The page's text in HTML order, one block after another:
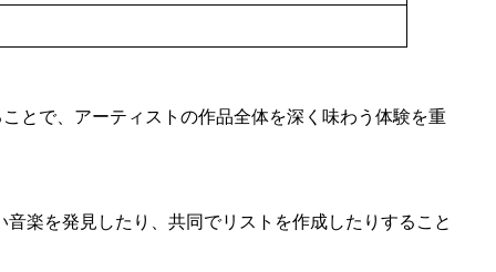
とで、アーティストの作品全体を深く味わう体験を重
楽を発見したり、共同でリストを作成したりすること